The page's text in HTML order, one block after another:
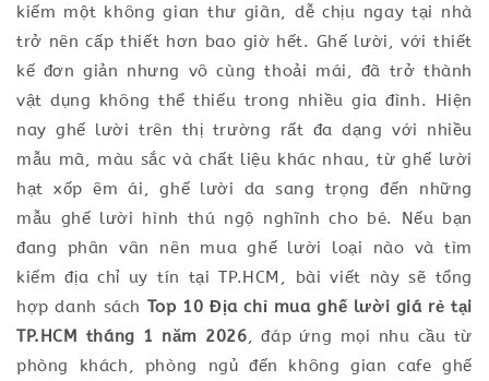
kiếm một không gian thư giãn, dễ chịu ngay tại nhà
trở nên cấp thiết hơn bao giờ hết. Ghế lười, với thiết
kế đơn giản nhưng vô cùng thoải mái, đã trở thành
vật dụng không thể thiếu trong nhiều gia đình. Hiện
nay ghế lười trên thị trường rất đa dạng với nhiều
mẫu mã, màu sắc và chất liệu khác nhau, từ ghế lười
hạt xốp êm ái, ghế lười da sang trọng đến những
mẫu ghế lười hình thú ngộ nghĩnh cho bé. Nếu bạn
đang phân vân nên mua ghế lười loại nào và tìm
kiếm địa chỉ uy tín tại TP.HCM, bài viết này sẽ tổng
hợp danh sách Top 10 Địa chỉ mua ghế lười giá rẻ tại
TP.HCM tháng 1 năm 2026, đáp ứng mọi nhu cầu từ
phòng khách, phòng ngủ đến không gian cafe ghế